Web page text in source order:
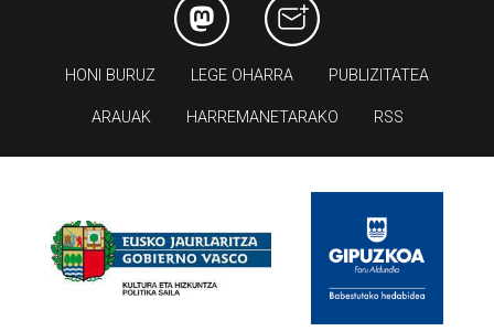
HONI BURUZ LEGE OHARRA PUBLIZITATEA
ARAUAK HARREMANETARAKO RSS